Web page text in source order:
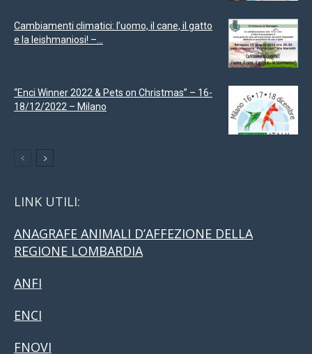
Cambiamenti climatici: l’uomo, il cane, il gatto
e la leishmaniosi! –...
“Enci Winner 2022 & Pets on Christmas” – 16-
18/12/2022 – Milano
LINK UTILI:
ANAGRAFE ANIMALI D’AFFEZIONE DELLA
REGIONE LOMBARDIA
ANFI
ENCI
FNOVI